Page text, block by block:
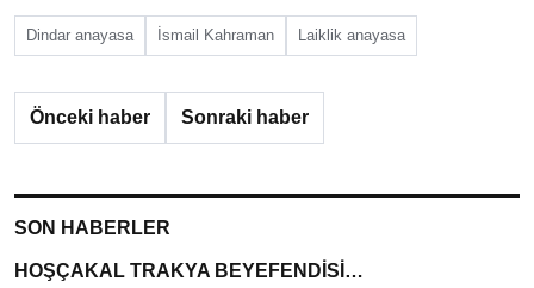
Dindar anayasa İsmail Kahraman Laiklik anayasa
Önceki haber Sonraki haber
SON HABERLER
HOŞÇAKAL TRAKYA BEYEFENDİSİ…